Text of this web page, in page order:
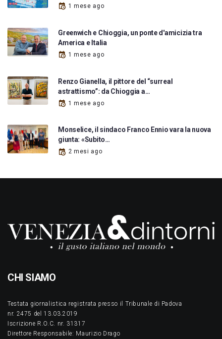
1 mese ago
Greenwich e Chioggia, un ponte d'amicizia tra
America e Italia
1 mese ago
Renzo Gianella, il pittore del “surreal
astrattismo”: da Chioggia a…
1 mese ago
Monselice, il sindaco Franco Ennio vara la nuova
giunta: «Subito…
2 mesi ago
CHI SIAMO
Testata giornalistica registrata presso il Tribunale di Padova
nr. 2475 del 13.03.2019
Iscrizione R.O.C. nr. 31317
Direttore Responsabile: Maurizio Drago